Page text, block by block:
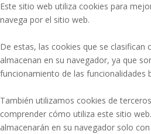
Este sitio web utiliza cookies para
navega por el sitio web.
De estas, las cookies que se clasifican
almacenan en su navegador, ya que
funcionamiento de las funcionalidades
También utilizamos cookies de
comprender cómo utiliza este sitio
almacenarán en su navegador solo